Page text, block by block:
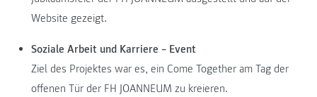
Website gezeigt.
Soziale Arbeit und Karriere – Event
Ziel des Projektes war es, ein Come Together am Tag der
offenen Tür der FH JOANNEUM zu kreieren.